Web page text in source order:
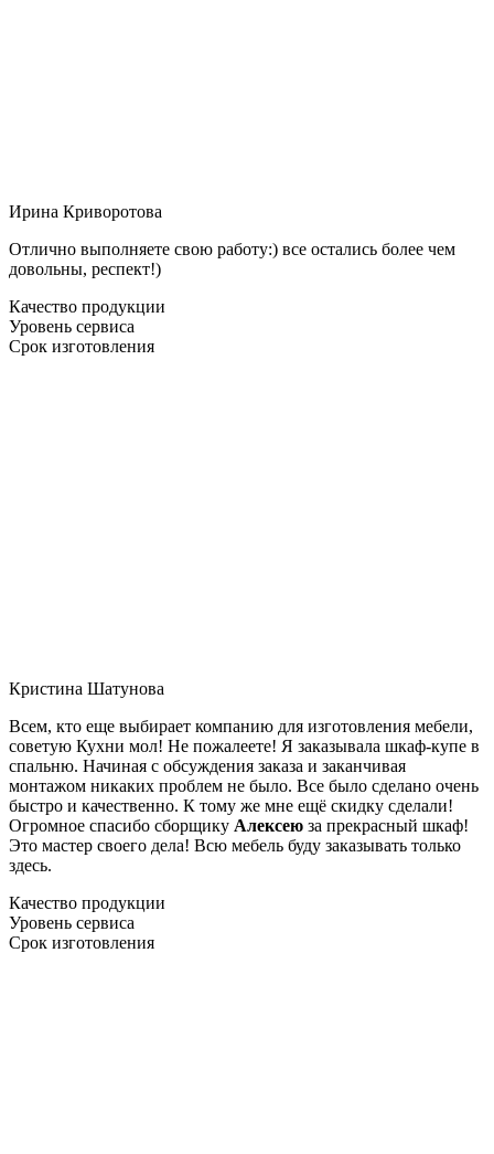
Ирина Криворотова
Отлично выполняете свою работу:) все остались более чем
довольны, респект!)
Качество продукции
Уровень сервиса
Срок изготовления
Кристина Шатунова
Всем, кто еще выбирает компанию для изготовления мебели,
советую Кухни мол! Не пожалеете! Я заказывала шкаф-купе в
спальню. Начиная с обсуждения заказа и заканчивая
монтажом никаких проблем не было. Все было сделано очень
быстро и качественно. К тому же мне ещё скидку сделали!
Огромное спасибо сборщику Алексею за прекрасный шкаф!
Это мастер своего дела! Всю мебель буду заказывать только
здесь.
Качество продукции
Уровень сервиса
Срок изготовления